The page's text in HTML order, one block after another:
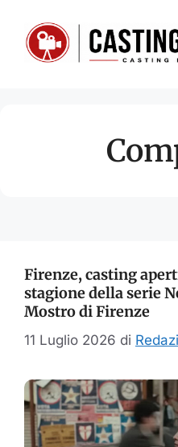
contenuto
Firenze, casting
stagione della serie
Mostro di Firenze
11 Luglio 2026 di